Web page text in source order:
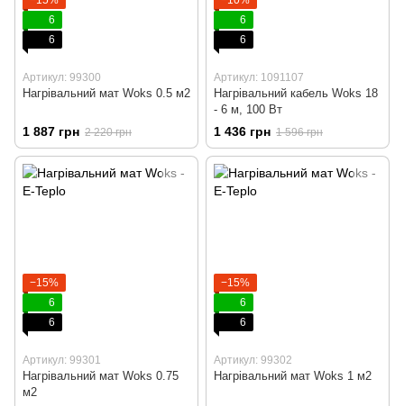
6
6
Артикул: 99300
Нагрівальний мат Woks 0.5 м2
1 887 грн 2 220 грн
6
6
Артикул: 1091107
Нагрівальний кабель Woks 18
- 6 м, 100 Вт
1 436 грн 1 596 грн
−15%
6
6
Артикул: 99301
Нагрівальний мат Woks 0.75
м2
−15%
6
6
Артикул: 99302
Нагрівальний мат Woks 1 м2